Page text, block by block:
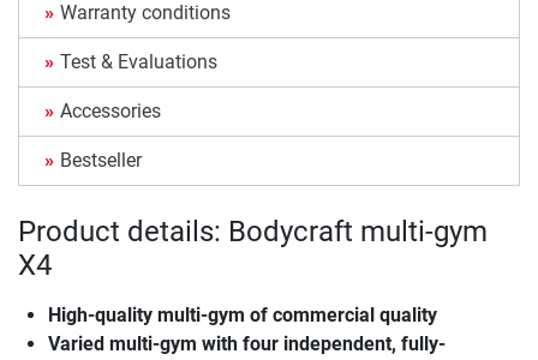
Warranty conditions
Test & Evaluations
Accessories
Bestseller
Product details: Bodycraft multi-gym
X4
High-quality multi-gym of commercial quality
Varied multi-gym with four independent, fully-